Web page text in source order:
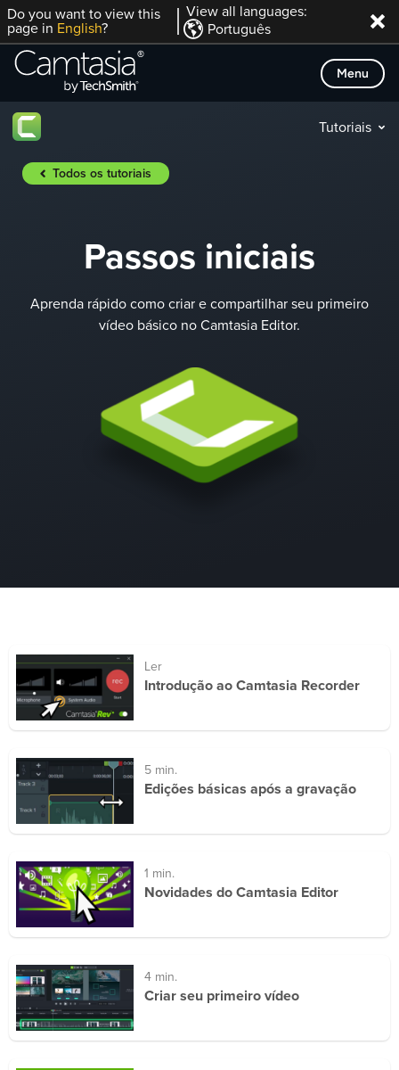
Skip
to
content
Do you want to view this
page in English?
View all languages:
Português
Menu
Tutoriais
Todos os tutoriais
Passos iniciais
Aprenda rápido como criar e compartilhar seu primeiro
vídeo básico no Camtasia Editor.
Ler
Introdução ao Camtasia Recorder
5 min.
Edições básicas após a gravação
1 min.
Novidades do Camtasia Editor
4 min.
Criar seu primeiro vídeo